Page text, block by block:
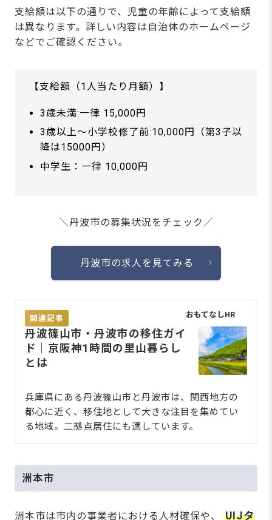
支給額は以下の通りで、児童の年齢によって支給額
は異なります。詳しい内容は自治体のホームページ
などでご確認ください。
【支給額（1人当たり月額）】
3歳未満:一律 15,000円
3歳以上～小学校修了前:10,000円（第3子以
降は15000円）
中学生：一律 10,000円
＼丹波市の募集状況をチェック／
丹波市の求人を見てみる
関連記事 おもてなしHR
丹波篠山市・丹波市の移住ガイ
ド｜京阪神1時間の里山暮らし
とは
兵庫県にある丹波篠山市と丹波市は、関西地方の
都心に近く、移住地として大きな注目を集めてい
る地域。二拠点居住にも適しています。
洲本市
洲本市は市内の事業者における人材確保や、
UIJタ